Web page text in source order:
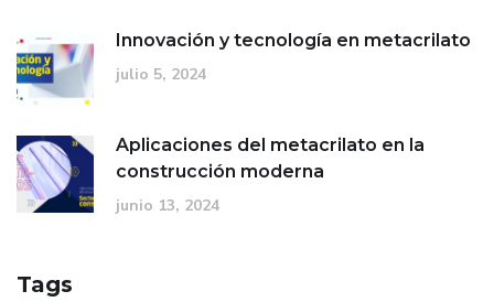
Innovación y tecnología en metacrilato
julio 5, 2024
Aplicaciones del metacrilato en la
construcción moderna
junio 13, 2024
Tags